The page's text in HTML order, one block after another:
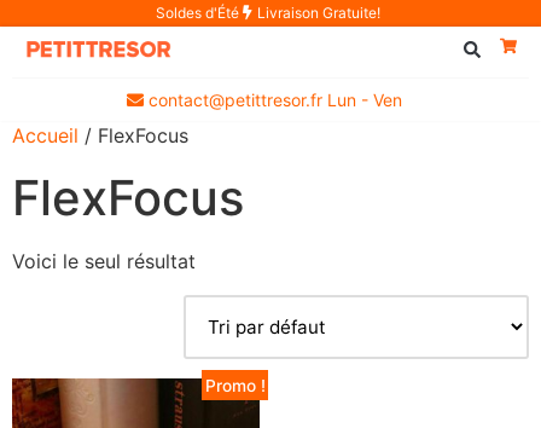
Soldes d'Été Livraison Gratuite!
contact@petittresor.fr Lun - Ven
Accueil / FlexFocus
FlexFocus
Voici le seul résultat
Promo !